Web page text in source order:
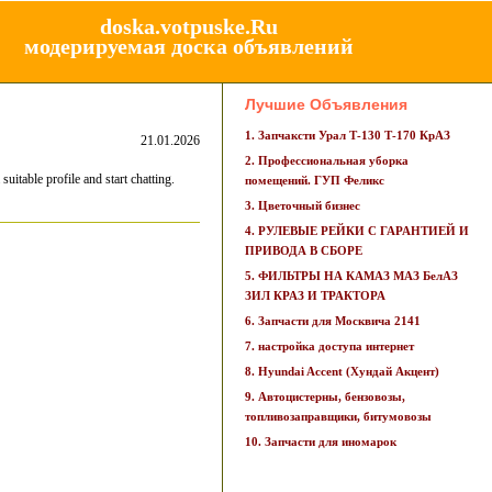
doska.votpuske.Ru
модерируемая доска объявлений
21.01.2026
profile and start chatting.
Лучшие Объявления
1. Запчаксти Урал Т-130 Т-170 КрАЗ
2. Профессиональная уборка
помещений. ГУП Феликс
3. Цветочный бизнес
4. РУЛЕВЫЕ РЕЙКИ С ГАРАНТИЕЙ И
ПРИВОДА В СБОРЕ
5. ФИЛЬТРЫ НА КАМАЗ МАЗ БелАЗ
ЗИЛ КРАЗ И ТРАКТОРА
6. Запчасти для Москвича 2141
7. настройка доступа интернет
8. Hyundai Accent (Хундай Акцент)
9. Автоцистерны, бензовозы,
топливозаправщики, битумовозы
10. Запчасти для иномарок